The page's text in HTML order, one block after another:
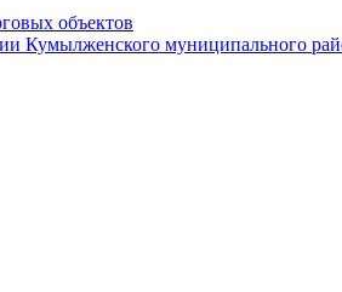
объектов
Кумылженского муниципального